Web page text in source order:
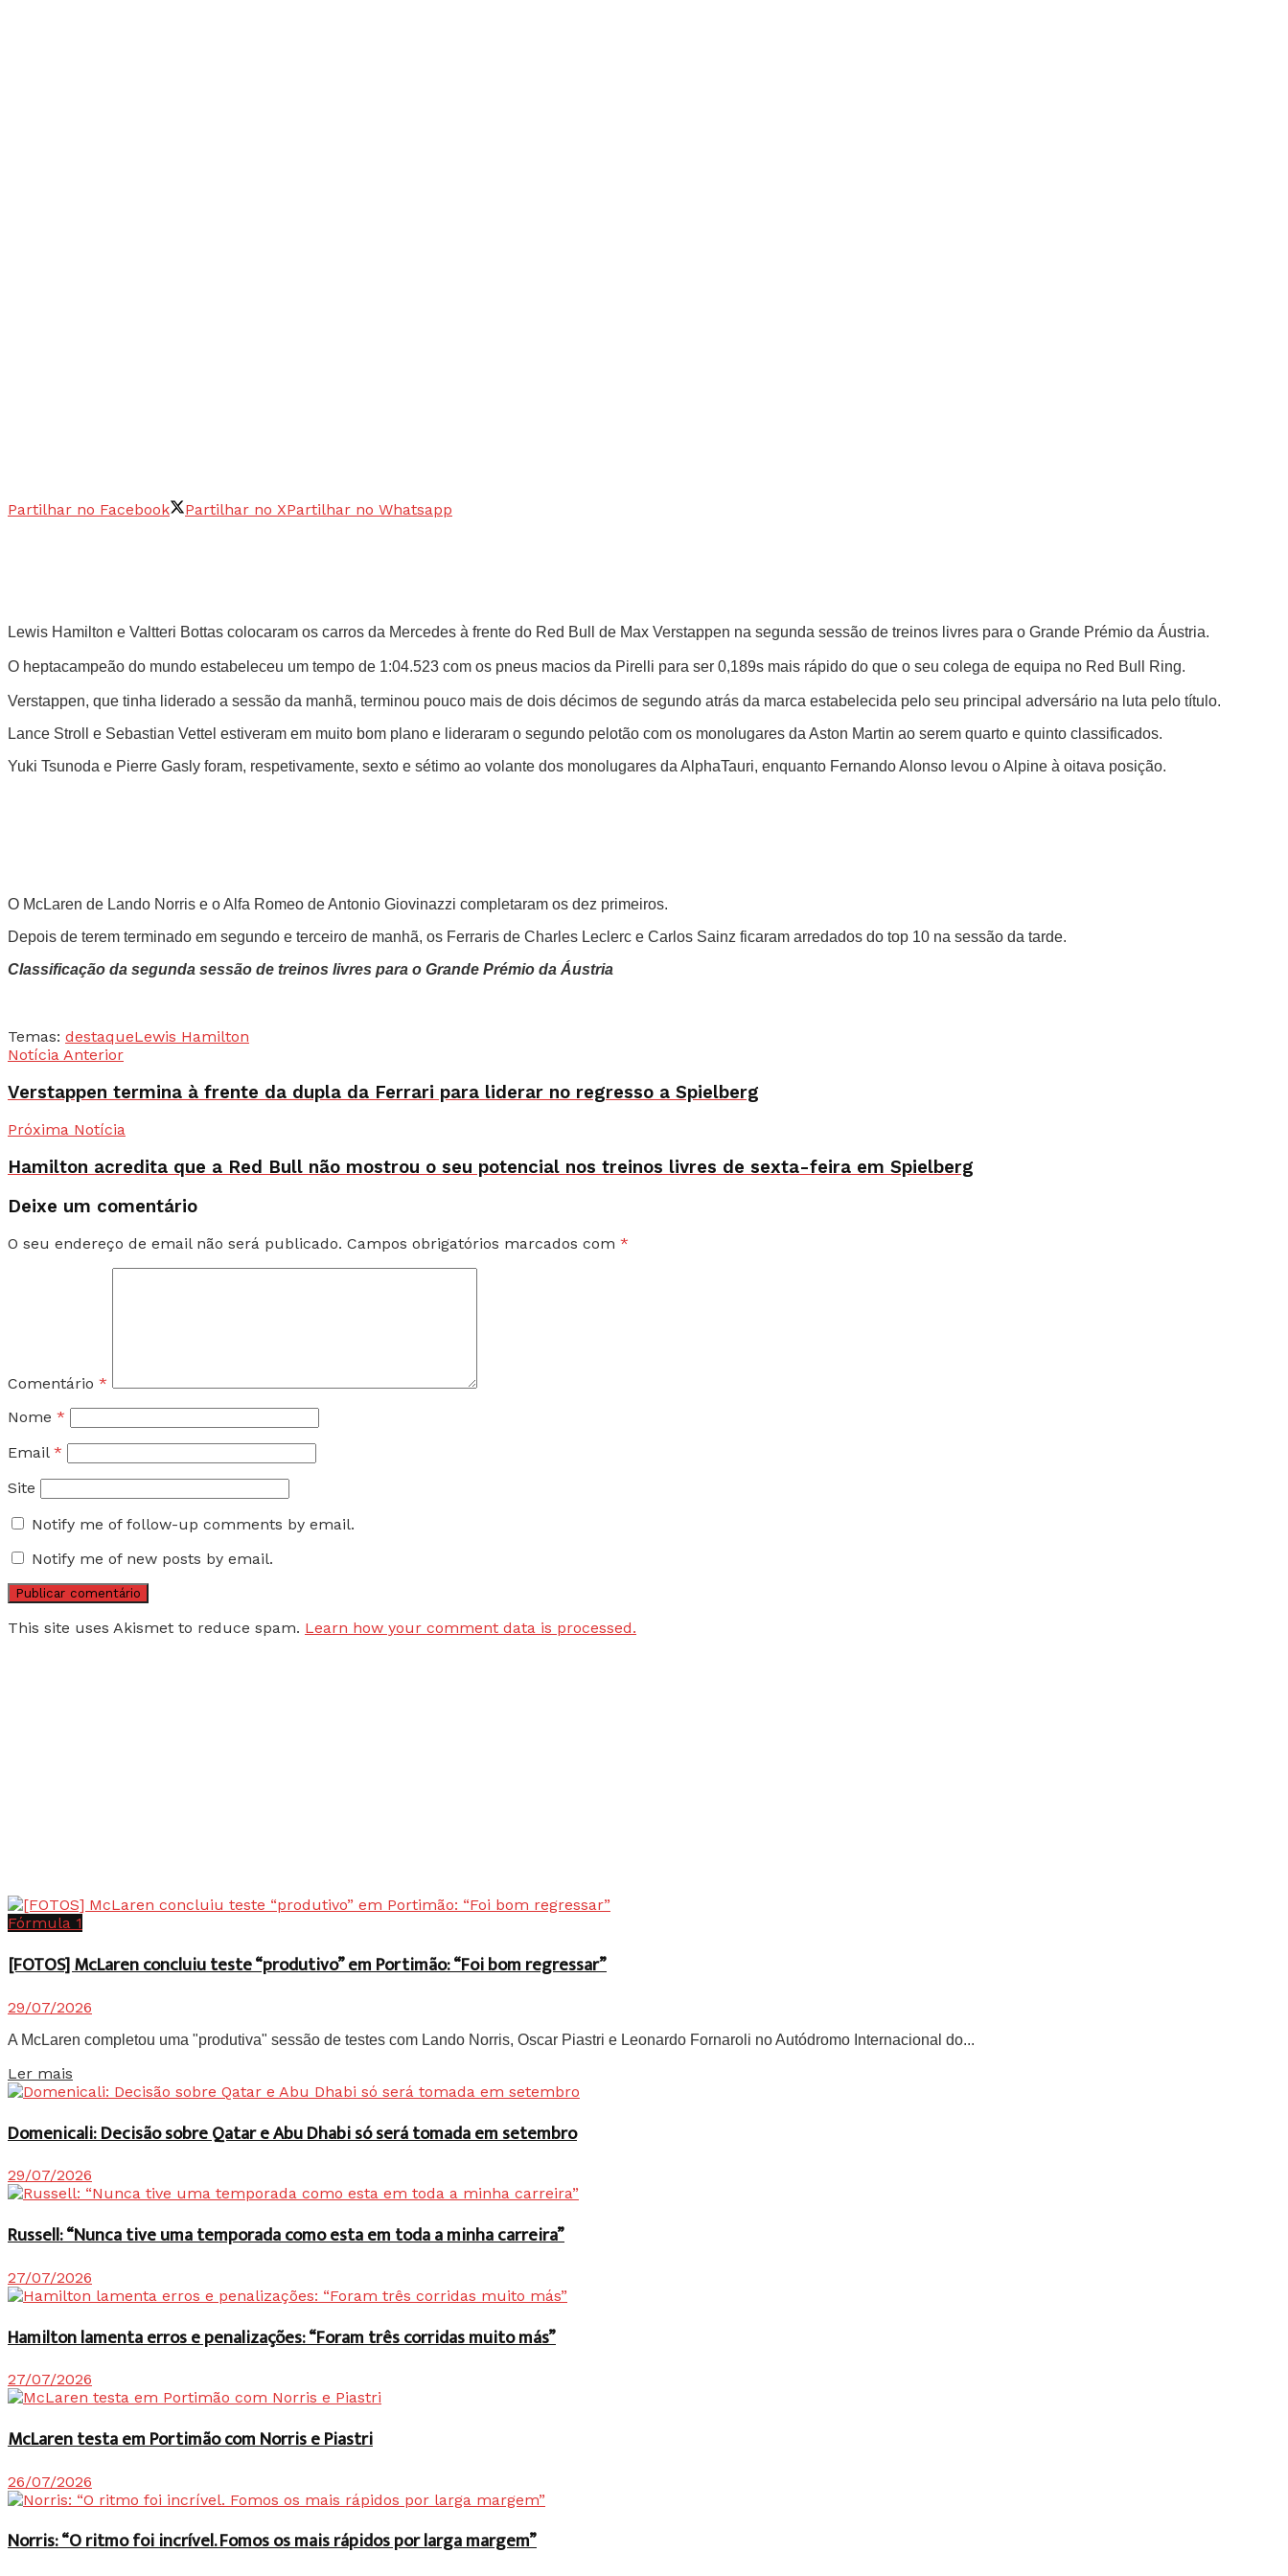
Partilhar no Facebook Partilhar no XPartilhar no Whatsapp
Lewis Hamilton e Valtteri Bottas colocaram os carros da Mercedes à frente do Red Bull de Max Verstappen na segunda sessão de treinos livres para o Grande Prémio da Áustria.
O heptacampeão do mundo estabeleceu um tempo de 1:04.523 com os pneus macios da Pirelli para ser 0,189s mais rápido do que o seu colega de equipa no Red Bull Ring.
Verstappen, que tinha liderado a sessão da manhã, terminou pouco mais de dois décimos de segundo atrás da marca estabelecida pelo seu principal adversário na luta pelo título.
Lance Stroll e Sebastian Vettel estiveram em muito bom plano e lideraram o segundo pelotão com os monolugares da Aston Martin ao serem quarto e quinto classificados.
Yuki Tsunoda e Pierre Gasly foram, respetivamente, sexto e sétimo ao volante dos monolugares da AlphaTauri, enquanto Fernando Alonso levou o Alpine à oitava posição.
O McLaren de Lando Norris e o Alfa Romeo de Antonio Giovinazzi completaram os dez primeiros.
Depois de terem terminado em segundo e terceiro de manhã, os Ferraris de Charles Leclerc e Carlos Sainz ficaram arredados do top 10 na sessão da tarde.
Classificação da segunda sessão de treinos livres para o Grande Prémio da Áustria
Temas: destaqueLewis Hamilton
Notícia Anterior
Verstappen termina à frente da dupla da Ferrari para liderar no regresso a Spielberg
Próxima Notícia
Hamilton acredita que a Red Bull não mostrou o seu potencial nos treinos livres de sexta-feira em Spielberg
Deixe um comentário
O seu endereço de email não será publicado. Campos obrigatórios marcados com *
Comentário *
Nome *
Email *
Site
Notify me of follow-up comments by email.
Notify me of new posts by email.
This site uses Akismet to reduce spam. Learn how your comment data is processed.
Fórmula 1
[FOTOS] McLaren concluiu teste “produtivo” em Portimão: “Foi bom regressar”
29/07/2026
A McLaren completou uma "produtiva" sessão de testes com Lando Norris, Oscar Piastri e Leonardo Fornaroli no Autódromo Internacional do...
Ler mais
Domenicali: Decisão sobre Qatar e Abu Dhabi só será tomada em setembro
29/07/2026
Russell: “Nunca tive uma temporada como esta em toda a minha carreira”
27/07/2026
Hamilton lamenta erros e penalizações: “Foram três corridas muito más”
27/07/2026
McLaren testa em Portimão com Norris e Piastri
26/07/2026
Norris: “O ritmo foi incrível. Fomos os mais rápidos por larga margem”